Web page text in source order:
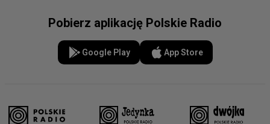
Pobierz aplikację Polskie Radio
Google Play App Store